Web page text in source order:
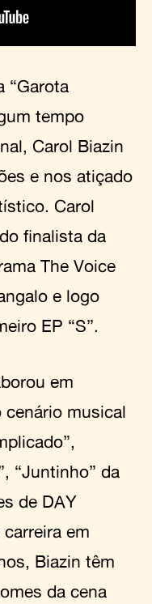
“Garota
tempo
Carol Biazin
e nos atiçado
Carol
finalista da
The Voice
e logo
EP “S”.
em
musical
“Juntinho” da
de DAY
em
Biazin têm
da cena